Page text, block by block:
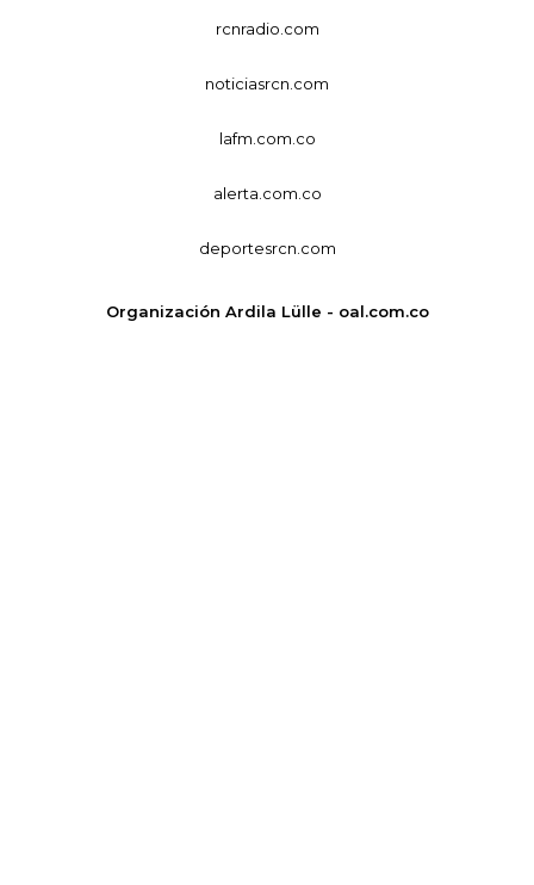
rcnradio.com
noticiasrcn.com
lafm.com.co
alerta.com.co
deportesrcn.com
Organización Ardila Lülle - oal.com.co